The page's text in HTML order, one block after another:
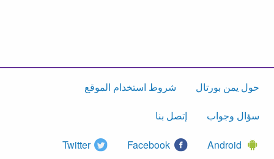
حول يمن بورتال شروط استخدام الموقع
سؤال وجواب إتصل بنا
Android
Facebook
Twitter